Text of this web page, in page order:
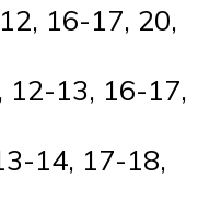
16-17, 20,
12-13, 16-17,
14, 17-18,